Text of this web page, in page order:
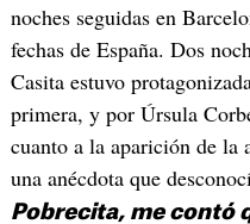
noches seguidas en
fechas de España. Dos
Casita estuvo
primera, y por Úrsula
cuanto a la aparición de la
una anécdota que
Pobrecita, me contó